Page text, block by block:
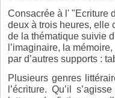
Consacrée à l' "Ecriture
deux à trois heures, elle
de la thématique suivie
l’imaginaire, la
par d’autres supports :
Plusieurs genres
l’écriture. Qu’il